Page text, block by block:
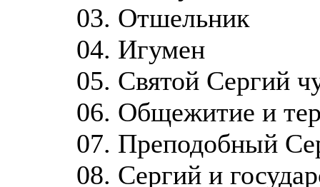
03. Отшельник
04. Игумен
05. Святой Сергий
06. Общежитие и
07. Преподобный
08. Сергий и